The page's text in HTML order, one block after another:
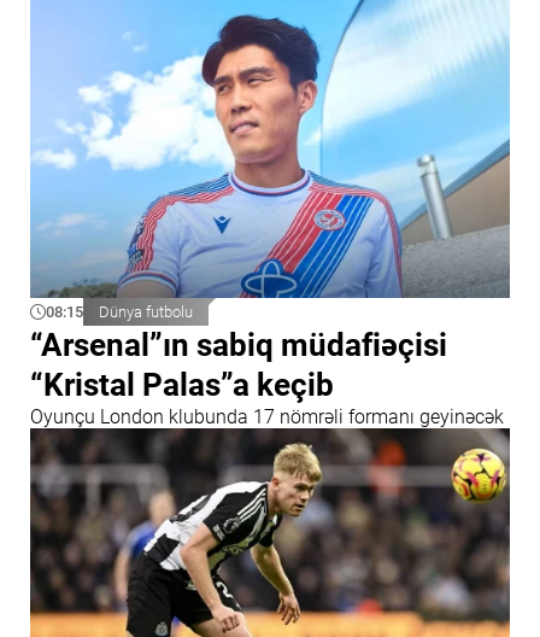
08:15 Dünya futbolu
“Arsenal”ın sabiq müdafiəçisi
“Kristal Palas”a keçib
Oyunçu London klubunda 17 nömrəli formanı geyinəcək